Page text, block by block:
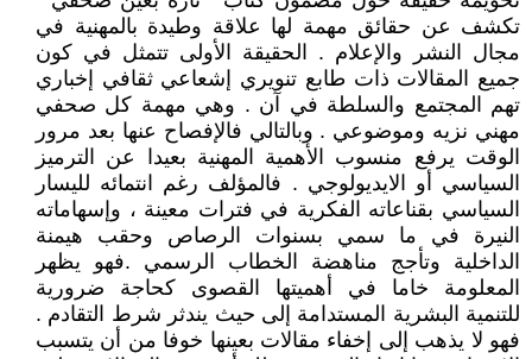
تكشف عن حقائق مهمة لها علاقة وطيدة بالمهنية في
مجال النشر والإعلام . الحقيقة الأولى تتمثل في كون
جميع المقالات ذات طابع تنويري إشعاعي ثقافي إخباري
تهم المجتمع والسلطة في آن . وهي مهمة كل صحفي
مهني نزيه وموضوعي . وبالتالي فالإفصاح عنها بعد مرور
الوقت يرفع منسوب الأهمية المهنية بعيدا عن الترميز
السياسي أو الايديولوجي . فالمؤلف رغم انتمائه لليسار
السياسي بقناعاته الفكرية في فترات معينة ، وإسهاماته
النيرة في ما سمي بسنوات الرصاص وحقب هيمنة
الداخلية وتأجج مناهضة الخطاب الرسمي .فهو يظهر
المعلومة خاما في أهميتها القصوى كحاجة ضرورية
للتنمية البشرية المستدامة إلى حيث يندثر شرط التقادم .
فهو لا يذهب إلى إخفاء مقالات بعينها خوفا من أن يتسبب